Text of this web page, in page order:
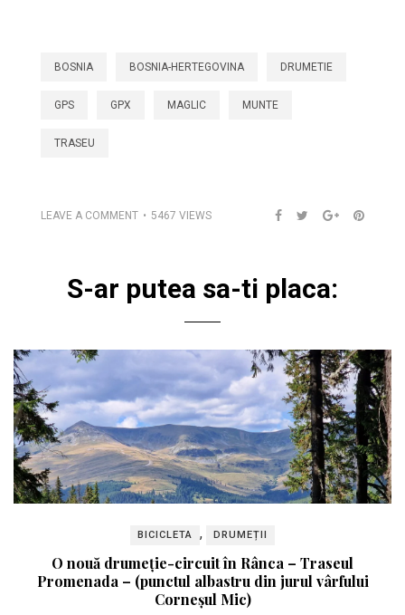
BOSNIA BOSNIA-HERTEGOVINA DRUMETIE
GPS GPX MAGLIC MUNTE
TRASEU
LEAVE A COMMENT 5467 VIEWS
S-ar putea sa-ti placa:
BICICLETA , DRUMEȚII
O nouă drumeție-circuit în Rânca – Traseul
Promenada – (punctul albastru din jurul vârfului
Corneșul Mic)